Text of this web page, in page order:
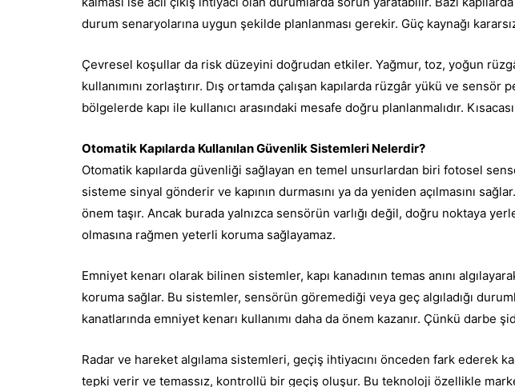
durum senaryolarına uygun şekilde planlanması gerekir. Güç kaynağı
Çevresel koşullar da risk düzeyini doğrudan etkiler. Yağmur, toz, yoğun
kullanımını zorlaştırır. Dış ortamda çalışan kapılarda rüzgâr yükü ve
bölgelerde kapı ile kullanıcı arasındaki mesafe doğru planlanmalıdır.
Otomatik Kapılarda Kullanılan Güvenlik Sistemleri Nelerdir?
Otomatik kapılarda güvenliği sağlayan en temel unsurlardan biri fotosel
sisteme sinyal gönderir ve kapının durmasını ya da yeniden açılmasını
önem taşır. Ancak burada yalnızca sensörün varlığı değil, doğru noktaya
olmasına rağmen yeterli koruma sağlayamaz.
Emniyet kenarı olarak bilinen sistemler, kapı kanadının temas anını
koruma sağlar. Bu sistemler, sensörün göremediği veya geç algıladığı
kanatlarında emniyet kenarı kullanımı daha da önem kazanır. Çünkü darbe
Radar ve hareket algılama sistemleri, geçiş ihtiyacını önceden fark ederek
tepki verir ve temassız, kontrollü bir geçiş oluşur. Bu teknoloji özellikle